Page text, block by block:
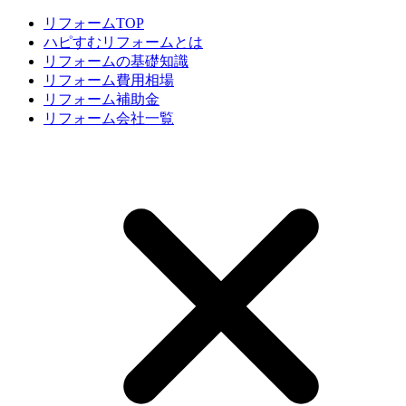
リフォームTOP
ハピすむリフォームとは
リフォームの基礎知識
リフォーム費用相場
リフォーム補助金
リフォーム会社一覧